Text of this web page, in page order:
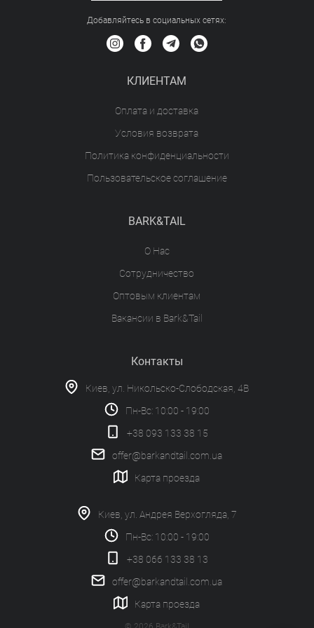
Добавляйтесь в социальных сетяx:
КЛИЕНТАМ
Оплата и доставка
Условия возврата
Политика конфиденциальности
Пользовательское соглашение
BARK&TAIL
О Нас
Сотрудничество
Оптовым клиентам
Вакансии в Bark&Tail
Контакты
Киев, ул. Никольско-Слободская, 4В
Пн-Вс: 10:00 - 19:00
+38 093 133 38 15
offer@barkandtail.com.ua
Карта проезда
Киев, ул. Андрея Верхогляда, 7
Пн-Вс: 10:00 - 19:00
+38 066 133 38 13
offer@barkandtail.com.ua
Карта проезда